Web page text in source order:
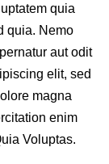
quia
quia. Nemo
aut odit
elit, sed
magna
enim
Voluptas.